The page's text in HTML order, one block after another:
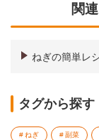
関
ねぎの簡単レ
タグから探す
ねぎ 副菜